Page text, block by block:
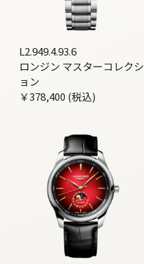
L2.949.4.93.6
ロンジン マスターコレクシ
ョン
￥378,400 (税込)